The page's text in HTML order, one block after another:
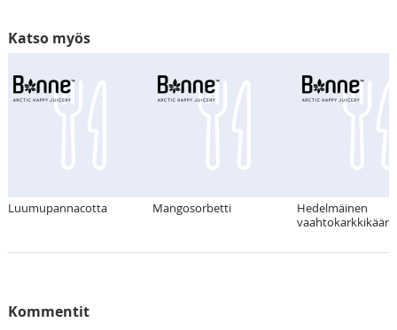
Katso myös
Luumupannacotta Mangosorbetti
Hedelmäinen
Kommentit